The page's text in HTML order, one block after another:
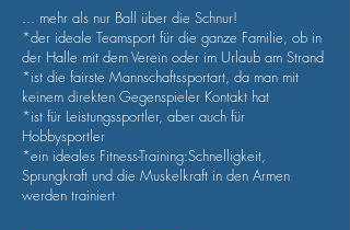
... mehr als nur Ball über die Schnur!
*der ideale Teamsport für die ganze Familie, ob in
der Halle mit dem Verein oder im Urlaub am Strand
*ist die fairste Mannschaftssportart, da man mit
keinem direkten Gegenspieler Kontakt hat
*ist für Leistungssportler, aber auch für
Hobbysportler
*ein ideales Fitness-Training:Schnelligkeit,
Sprungkraft und die Muskelkraft in den Armen
werden trainiert